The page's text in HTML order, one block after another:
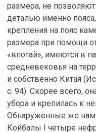
размера, не
деталью именно
крепления на пояс
размера при помощи
«впотай», имеются в
средневековья на
и собственно Китая
с. 94). Скорее всего,
убора и крепилась к
Обнаруженные же
Койбалы I четыре